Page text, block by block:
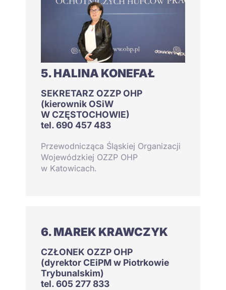
5. HALINA KONEFAŁ
SEKRETARZ OZZP OHP
(kierownik OSiW
W CZĘSTOCHOWIE)
tel. 690 457 483
Przewodnicząca Śląskiej Organizacji
Wojewódzkiej OZZP OHP
w Katowicach.
6. MAREK KRAWCZYK
CZŁONEK OZZP OHP
(dyrektor CEiPM w Piotrkowie
Trybunalskim)
tel. 605 277 833